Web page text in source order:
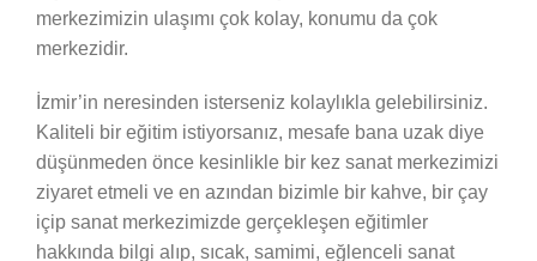
merkezimizin ulaşımı çok kolay, konumu da çok
merkezidir.
İzmir’in neresinden isterseniz kolaylıkla gelebilirsiniz.
Kaliteli bir eğitim istiyorsanız, mesafe bana uzak diye
düşünmeden önce kesinlikle bir kez sanat merkezimizi
ziyaret etmeli ve en azından bizimle bir kahve, bir çay
içip sanat merkezimizde gerçekleşen eğitimler
hakkında bilgi alıp, sıcak, samimi, eğlenceli sanat